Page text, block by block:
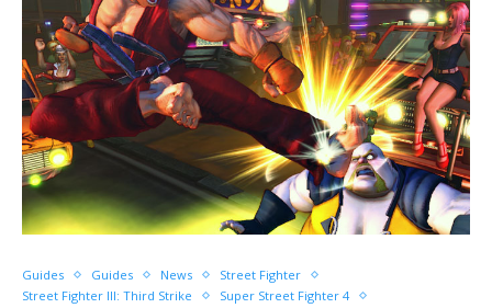
Guides Guides News
Street Fighter
Street Fighter III: Third Strike
Super Street Fighter 4